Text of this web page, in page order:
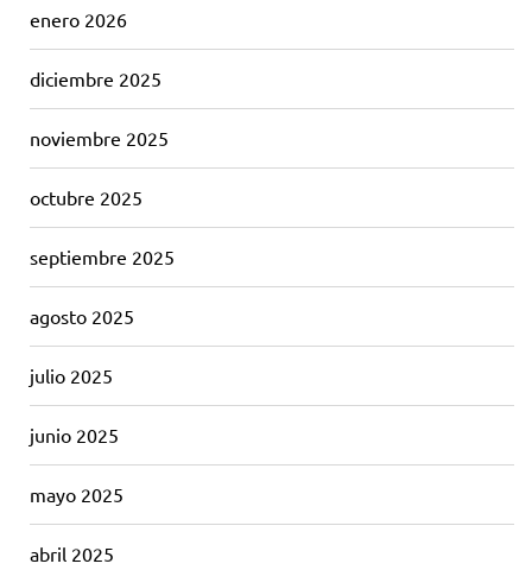
enero 2026
diciembre 2025
noviembre 2025
octubre 2025
septiembre 2025
agosto 2025
julio 2025
junio 2025
mayo 2025
abril 2025